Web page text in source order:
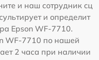
и наш сотрудник сц
и определит
Epson WF-7710.
WF-7710 по нашей
2 часа при наличии